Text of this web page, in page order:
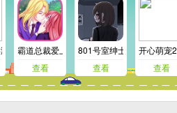
试服霸道总裁爱上我
查看
801号室绅士版2.6.1
查看
开心萌宠
查看